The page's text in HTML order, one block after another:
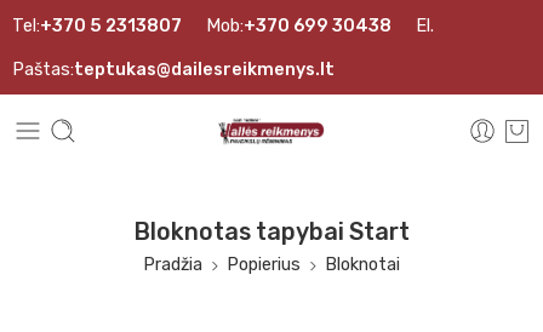
Tel:+370 5 2313807 Mob:+370 699 30438 El.
Paštas:teptukas@dailesreikmenys.lt
Bloknotas tapybai Start
Pradžia Popierius Bloknotai